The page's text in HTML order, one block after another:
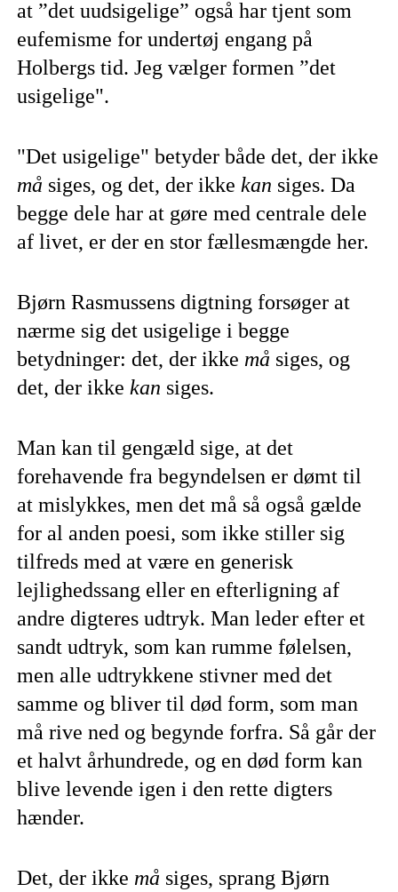
at ”det uudsigelige” også har tjent som
eufemisme for undertøj engang på
Holbergs tid. Jeg vælger formen ”det
usigelige".
"Det usigelige" betyder både det, der ikke
må siges, og det, der ikkekan siges. Da
begge dele har at gøre med centrale dele
af livet, er der en stor fællesmængde her.
Bjørn Rasmussens digtning forsøger at
nærme sig det usigelige i begge
betydninger: det, der ikke må siges, og
det, der ikke kan siges.
Man kan til gengæld sige, at det
forehavende fra begyndelsen er dømt til
at mislykkes, men det må så også gælde
for al anden poesi, som ikke stiller sig
tilfreds med at være en generisk
lejlighedssang eller en efterligning af
andre digteres udtryk. Man leder efter et
sandt udtryk, som kan rumme følelsen,
men alle udtrykkene stivner med det
samme og bliver til død form, som man
må rive ned og begynde forfra. Så går der
et halvt århundrede, og en død form kan
blive levende igen i den rette digters
hænder.
Det, der ikke må siges, sprang Bjørn